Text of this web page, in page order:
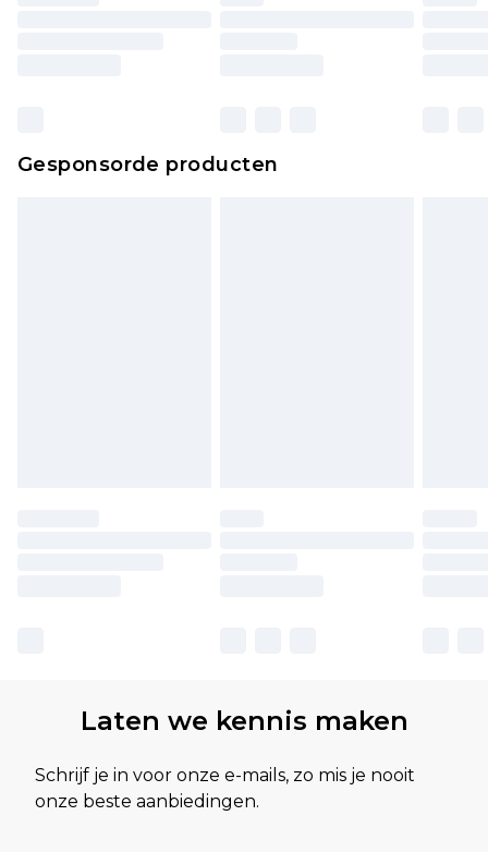
bekijken.
Gesponsorde producten
Laten we kennis maken
Schrijf je in voor onze e-mails, zo mis je nooit
onze beste aanbiedingen.